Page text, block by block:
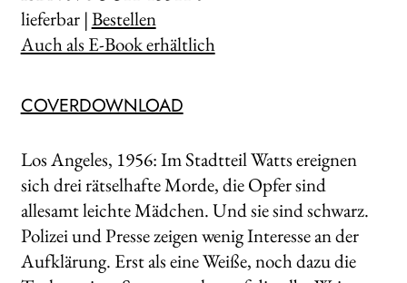
lieferbar |Bestellen
Auch als E-Book erhältlich
COVERDOWNLOAD
Los Angeles, 1956: Im Stadtteil Watts ereignen
sich drei rätselhafte Morde, die Opfer sind
allesamt leichte Mädchen. Und sie sind schwarz.
Polizei und Presse zeigen wenig Interesse an der
Aufklärung. Erst als eine Weiße, noch dazu die